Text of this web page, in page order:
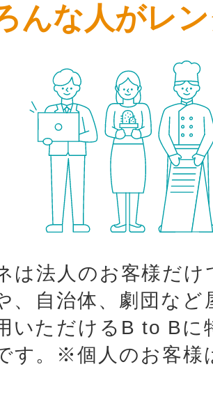
んな人がレ
は法人のお客様だ
、自治体、劇団な
いただけるB to Bに
す。
※個人のお客様